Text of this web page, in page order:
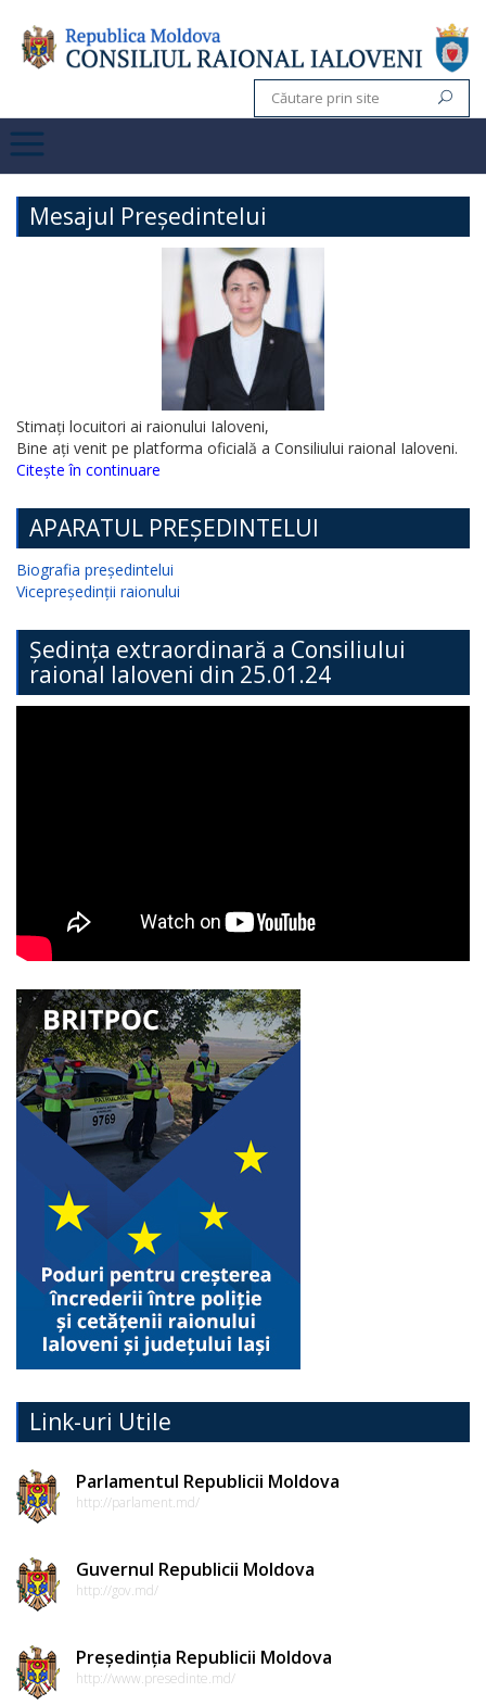
Mesajul Președintelui
Stimați locuitori ai raionului Ialoveni,
Bine ați venit pe platforma oficială a Consiliului raional Ialoveni.
Citește în continuare
APARATUL PREȘEDINTELUI
Biografia președintelui
Vicepreședinții raionului
Ședința extraordinară a Consiliului
raional Ialoveni din 25.01.24
Link-uri Utile
Parlamentul Republicii Moldova
http://parlament.md/
Guvernul Republicii Moldova
http://gov.md/
Președinția Republicii Moldova
http://www.presedinte.md/